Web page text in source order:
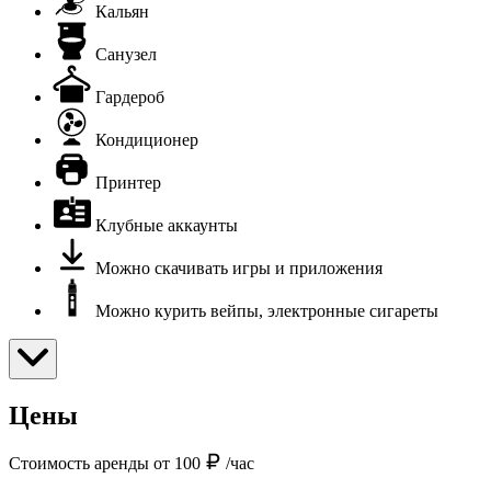
Кальян
Санузел
Гардероб
Кондиционер
Принтер
Клубные аккаунты
Можно скачивать игры и приложения
Можно курить вейпы, электронные сигареты
Цены
Стоимость аренды от 100 /час